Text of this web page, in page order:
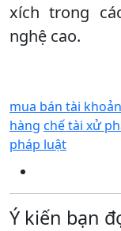
xích trong
nghệ cao.
mua bán tài
hàng chế tài xử
pháp luật
Ý kiến bạn